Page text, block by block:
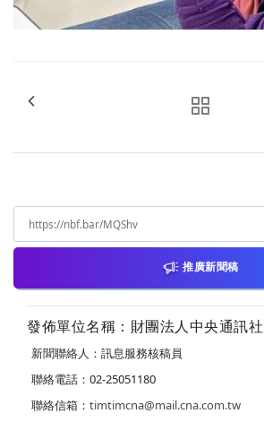
推廣新聞稿
發佈單位名稱：財團法人中央通訊社
新聞聯絡人：訊息服務核稿員
聯絡電話：02-25051180
聯絡信箱： timtimcna@mail.cna.com.tw